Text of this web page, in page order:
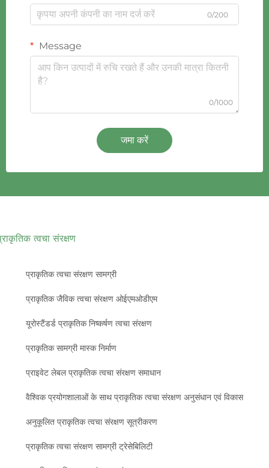
0/200
Message
0/1000
जमा करें
त्वचा संरक्षण
प्राकृतिक त्वचा संरक्षण सामग्री
प्राकृतिक जैविक त्वचा संरक्षण ओईएमओडीएम
यूरोस्टैंडर्ड प्राकृतिक निष्कर्षण त्वचा संरक्षण
प्राकृतिक सामग्री मास्क निर्माण
प्राइवेट लेबल प्राकृतिक त्वचा संरक्षण समाधान
वैश्विक प्रयोगशालाओं के साथ प्राकृतिक त्वचा संरक्षण अनुसंधान एवं विकास
अनुकूलित प्राकृतिक त्वचा संरक्षण सूत्रीकरण
प्राकृतिक त्वचा संरक्षण सामग्री ट्रेसेबिलिटी